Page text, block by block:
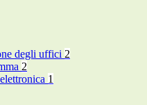
degli uffici 2
2
1